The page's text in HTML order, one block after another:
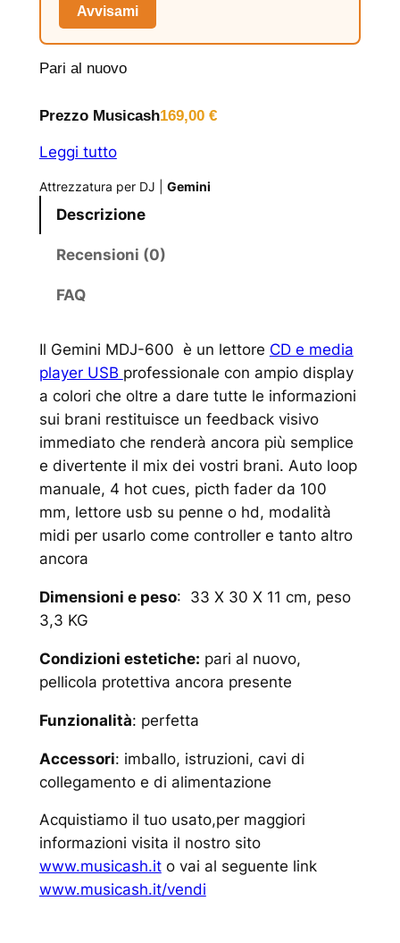
Avvisami
Pari al nuovo
Prezzo Musicash169,00 €
Leggi tutto
Attrezzatura per DJ Gemini
Descrizione
Recensioni (0)
FAQ
Il Gemini MDJ-600 è un lettore CD e media
player USB professionale con ampio display
a colori che oltre a dare tutte le informazioni
sui brani restituisce un feedback visivo
immediato che renderà ancora più semplice
e divertente il mix dei vostri brani. Auto loop
manuale, 4 hot cues, picth fader da 100
mm, lettore usb su penne o hd, modalità
midi per usarlo come controller e tanto altro
ancora
Dimensioni e peso: 33 X 30 X 11 cm, peso
3,3 KG
Condizioni estetiche: pari al nuovo,
pellicola protettiva ancora presente
Funzionalità: perfetta
Accessori: imballo, istruzioni, cavi di
collegamento e di alimentazione
Acquistiamo il tuo usato,per maggiori
informazioni visita il nostro sito
www.musicash.ito vai al seguente link
www.musicash.it/vendi